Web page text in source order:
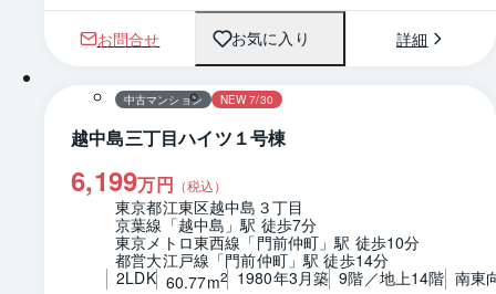
お問合せ お気に入り 詳細
1 / 0 間取り
中古マンション NEW 7/30
越中島三丁目ハイツ１号棟
6,199万円 （税込）
東京都江東区越中島３丁目
京葉線「越中島」駅 徒歩7分
東京メトロ東西線「門前仲町」駅 徒歩10分
都営大江戸線「門前仲町」駅 徒歩14分
2LDK 60.77m2 1980年3月築 9階／地上14階 南東